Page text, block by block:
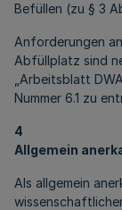
Befüllen (zu § 3
Anforderungen
Abfüllplatz sind
„Arbeitsblatt
Nummer 6.1 zu
4
Allgemein
Als allgemein